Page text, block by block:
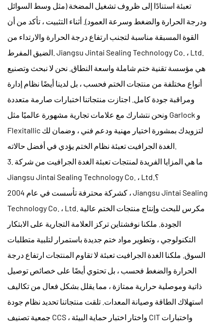
تعبئة استنادًا إلى ظروف تشغيل المضخة (مثل وسط السوائل
ودرجة الحرارة والضغط وسرعة العمود). أثناء التثبيت ، تأكد من أن
القوة المسبقة مناسبة لتجنب ارتفاع درجة الحرارة والارتداء من
Jiangsu Jintai Sealing Technology Co. ، Ltd.
هي مؤسسة تقنية ختم شاملة واسعة النطاق. نحن لا نبحث وتصنيع
أنواع مختلفة من منتجات الختم فحسب ، بل لدينا أيضًا نظام إدارة
ومراقبة جودة كامل. اجتازت منتجاتنا اختبارات صارمة متعددة
ونحن نتشارك مع علامات تجارية مشهورة عالميًا مثل Garlock و
Flexitallic لتزويدك بمشورة اختيار مهنية ودعم فني ، وضمان لك
الغدة الجرافيت تعبئة
3. ما هي المزايا الفريدة لمنتجات تعبئة الغدة الجرافيت من شركة
Jiangsu Jintai Sealing Technology Co. ، Ltd.؟
كشركة محترفة تأسست في عام 2004 ، Jiangsu Jintai Sealing
Technology Co. ، Ltd. مكرس للبحث وإنتاج منتجات الختم عالية
الجودة. ملكنا نوفشتاين تركز العلامة التجارية على الابتكار
التكنولوجي ، وتطوير مواد ختم جديدة باستمرار لتلبية متطلبات
السوق. ملكنا الغدة الجرافيت تعبئة لا تقاوم المنتجات ارتفاع درجة
الحرارة والضغط فحسب ، بل تحتوي أيضًا على خصائص توصيل
ذاتية وموصلية حرارية ممتازة ، مما يقلل بشكل فعال من تكاليف
استهلاك الطاقة وصيانة المعدات. تلقت منتجاتنا تحديد نظام جودة
جمعية تصنيف CCS ، واختار اختبار حماية البيئة CIT واختبارات